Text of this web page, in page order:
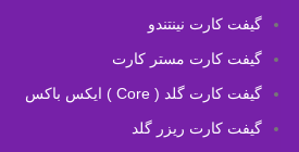
گیفت کارت نینتندو
گیفت کارت مستر کارت
گیفت کارت گلد ( Core ) ایکس باکس
گیفت کارت ریزر گلد